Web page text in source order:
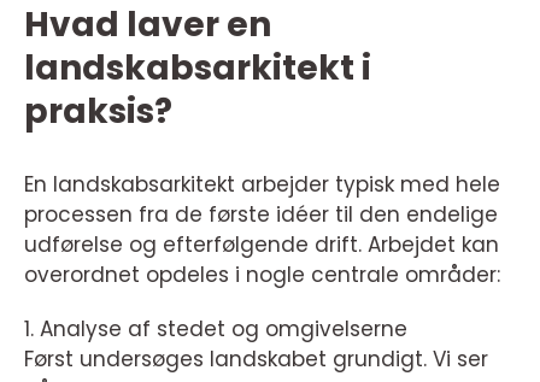
Hvad laver en
landskabsarkitekt i
praksis?
En landskabsarkitekt arbejder typisk med hele
processen fra de første idéer til den endelige
udførelse og efterfølgende drift. Arbejdet kan
overordnet opdeles i nogle centrale områder:
1. Analyse af stedet og omgivelserne
Først undersøges landskabet grundigt. Vi ser